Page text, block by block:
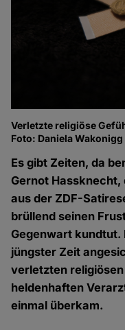
Verletzte religiöse
Foto: Daniela Wakonigg
Es gibt Zeiten, da
Gernot
aus der ZDF-
brüllend seinen
Gegenwart kundtut.
jüngster Zeit
verletzten
heldenhaften
einmal überkam.